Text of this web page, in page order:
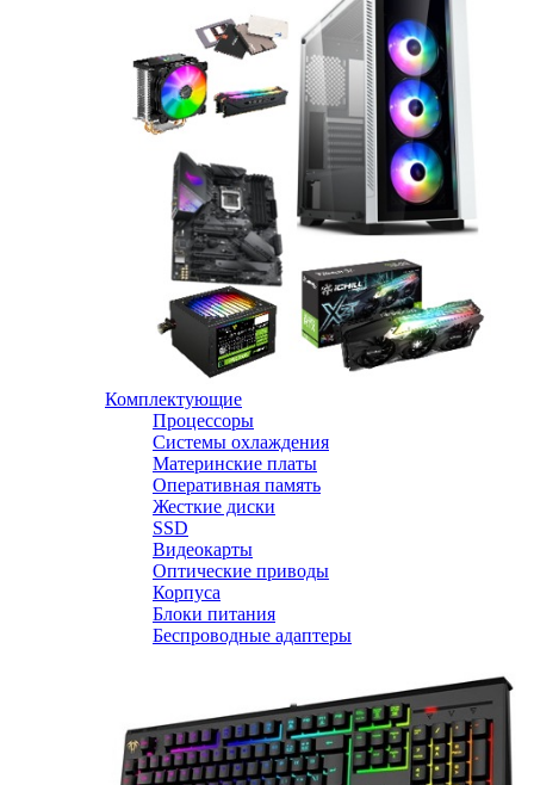
Комплектующие
Процессоры
Системы охлаждения
Материнские платы
Оперативная память
Жесткие диски
SSD
Видеокарты
Оптические приводы
Корпуса
Блоки питания
Беспроводные адаптеры